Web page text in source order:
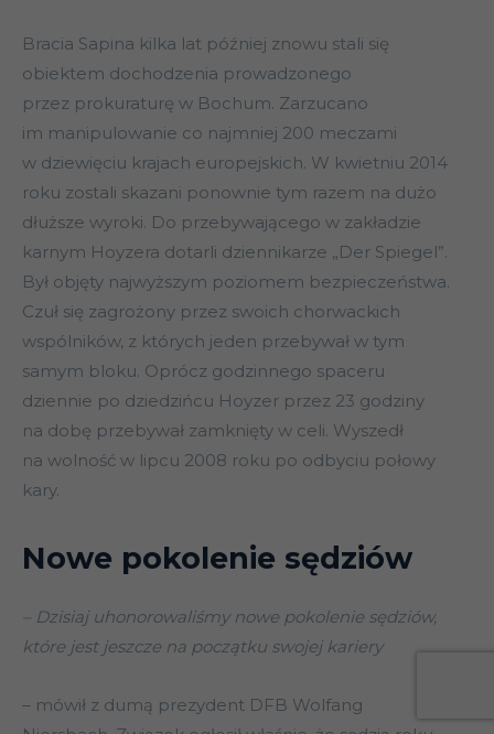
Bracia Sapina kilka lat później znowu stali się
obiektem dochodzenia prowadzonego
przez prokuraturę w Bochum. Zarzucano
im manipulowanie co najmniej 200 meczami
w dziewięciu krajach europejskich. W kwietniu 2014
roku zostali skazani ponownie tym razem na dużo
dłuższe wyroki. Do przebywającego w zakładzie
karnym Hoyzera dotarli dziennikarze „Der Spiegel”.
Był objęty najwyższym poziomem bezpieczeństwa.
Czuł się zagrożony przez swoich chorwackich
wspólników, z których jeden przebywał w tym
samym bloku. Oprócz godzinnego spaceru
dziennie po dziedzińcu Hoyzer przez 23 godziny
na dobę przebywał zamknięty w celi. Wyszedł
na wolność w lipcu 2008 roku po odbyciu połowy
kary.
Nowe pokolenie sędziów
– Dzisiaj uhonorowaliśmy nowe pokolenie sędziów,
które jest jeszcze na początku swojej kariery
– mówił z dumą prezydent DFB Wolfang